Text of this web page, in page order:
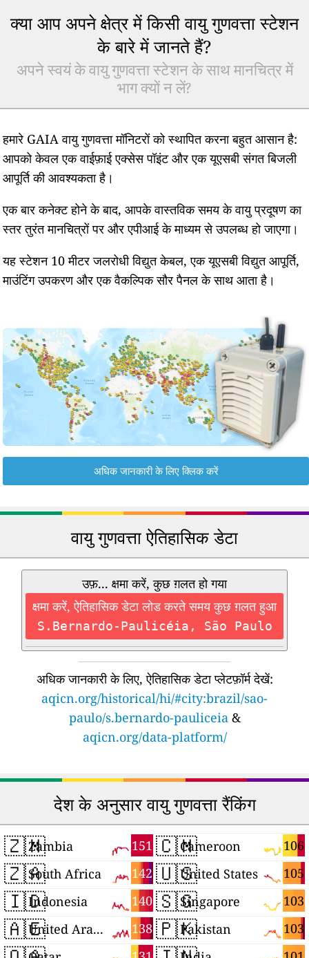
क्या आप अपने क्षेत्र में किसी वायु गुणवत्ता स्टेशन
के बारे में जानते हैं?
अपने स्वयं के वायु गुणवत्ता स्टेशन के साथ मानचित्र में
भाग क्यों न लें?
हमारे GAIA वायु गुणवत्ता मॉनिटरों को स्थापित करना बहुत आसान है:
आपको केवल एक वाईफ़ाई एक्सेस पॉइंट और एक यूएसबी संगत बिजली
आपूर्ति की आवश्यकता है।
एक बार कनेक्ट होने के बाद, आपके वास्तविक समय के वायु प्रदूषण का
स्तर तुरंत मानचित्रों पर और एपीआई के माध्यम से उपलब्ध हो जाएगा।
यह स्टेशन 10 मीटर जलरोधी विद्युत केबल, एक यूएसबी विद्युत आपूर्ति,
माउंटिंग उपकरण और एक वैकल्पिक सौर पैनल के साथ आता है।
अधिक जानकारी के लिए क्लिक करें
वायु गुणवत्ता ऐतिहासिक डेटा
उफ़... क्षमा करें, कुछ ग़लत हो गया
क्षमा करें, ऐतिहासिक डेटा लोड करते समय कुछ ग़लत हुआ
S.Bernardo-Paulicéia, São Paulo
अधिक जानकारी के लिए, ऐतिहासिक डेटा प्लेटफ़ॉर्म देखें:
aqicn.org/historical/hi/#city:brazil/sao-
paulo/s.bernardo-pauliceia&
aqicn.org/data-platform/
देश के अनुसार वायु गुणवत्ता रैंकिंग
🇿🇲 151
Zambia
🇿🇦 142
South Africa
🇮🇩 140
Indonesia
🇦🇪 138
United Arab Emirates
🇨🇲 106
Cameroon
🇺🇸 105
United States
🇸🇬 103
Singapore
🇵🇰 103
Pakistan